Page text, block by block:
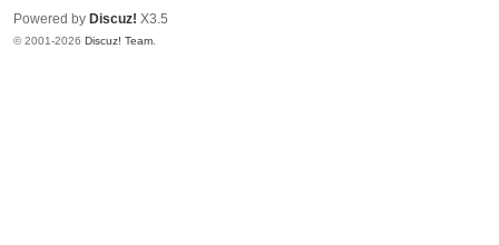
Powered by Discuz! X3.5
© 2001-2026 Discuz! Team